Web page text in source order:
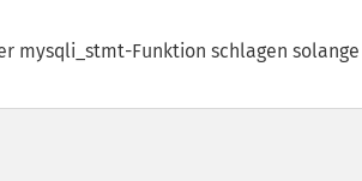
mysqli_stmt-Funktion schlagen